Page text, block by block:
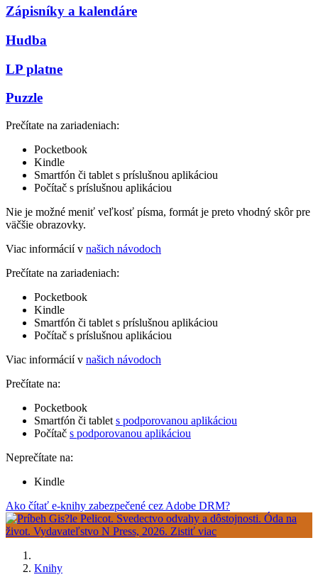
Zápisníky a kalendáre
Hudba
LP platne
Puzzle
Prečítate na zariadeniach:
Pocketbook
Kindle
Smartfón či tablet s príslušnou aplikáciou
Počítač s príslušnou aplikáciou
Nie je možné meniť veľkosť písma, formát je preto vhodný skôr pre
väčšie obrazovky.
Viac informácií v našich návodoch
Prečítate na zariadeniach:
Pocketbook
Kindle
Smartfón či tablet s príslušnou aplikáciou
Počítač s príslušnou aplikáciou
Viac informácií v našich návodoch
Prečítate na:
Pocketbook
Smartfón či tablet s podporovanou aplikáciou
Počítač s podporovanou aplikáciou
Neprečítate na:
Kindle
Ako čítať e-knihy zabezpečené cez Adobe DRM?
Knihy